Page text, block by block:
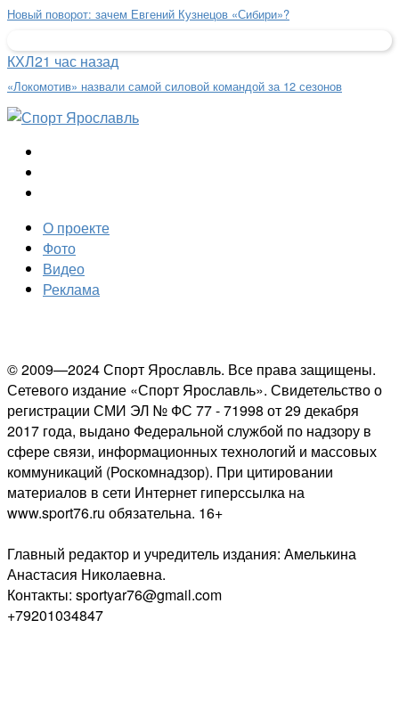
Новый поворот: зачем Евгений Кузнецов «Сибири»?
КХЛ21 час назад
«Локомотив» назвали самой силовой командой за 12 сезонов
О проекте
Фото
Видео
Реклама
© 2009—2024 Спорт Ярославль. Все права защищены.
Сетевого издание «Спорт Ярославль». Свидетельство о
регистрации СМИ ЭЛ № ФС 77 - 71998 от 29 декабря
2017 года, выдано Федеральной службой по надзору в
сфере связи, информационных технологий и массовых
коммуникаций (Роскомнадзор). При цитировании
материалов в сети Интернет гиперссылка на
www.sport76.ru обязательна. 16+
Главный редактор и учредитель издания: Амелькина
Анастасия Николаевна.
Контакты: sportyar76@gmail.com
+79201034847